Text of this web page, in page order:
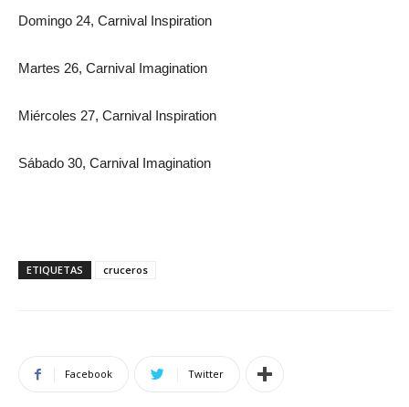
Domingo 24, Carnival Inspiration
Martes 26, Carnival Imagination
Miércoles 27, Carnival Inspiration
Sábado 30, Carnival Imagination
ETIQUETAS cruceros
Facebook Twitter